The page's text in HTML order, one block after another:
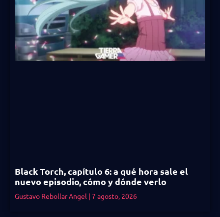
Black Torch, capítulo 6: a qué hora sale el
nuevo episodio, cómo y dónde verlo
Gustavo Rebollar Angel 7 agosto, 2026